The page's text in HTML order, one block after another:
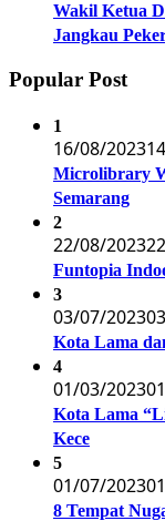
Wakil Ketua
Jangkau
Popular Post
1
16/08/2023
Microlibrary
Semarang
2
22/08/2023
Funtopia
3
03/07/2023
Kota Lama
4
01/03/2023
Kota Lama
Kece
5
01/07/2023
8 Tempat